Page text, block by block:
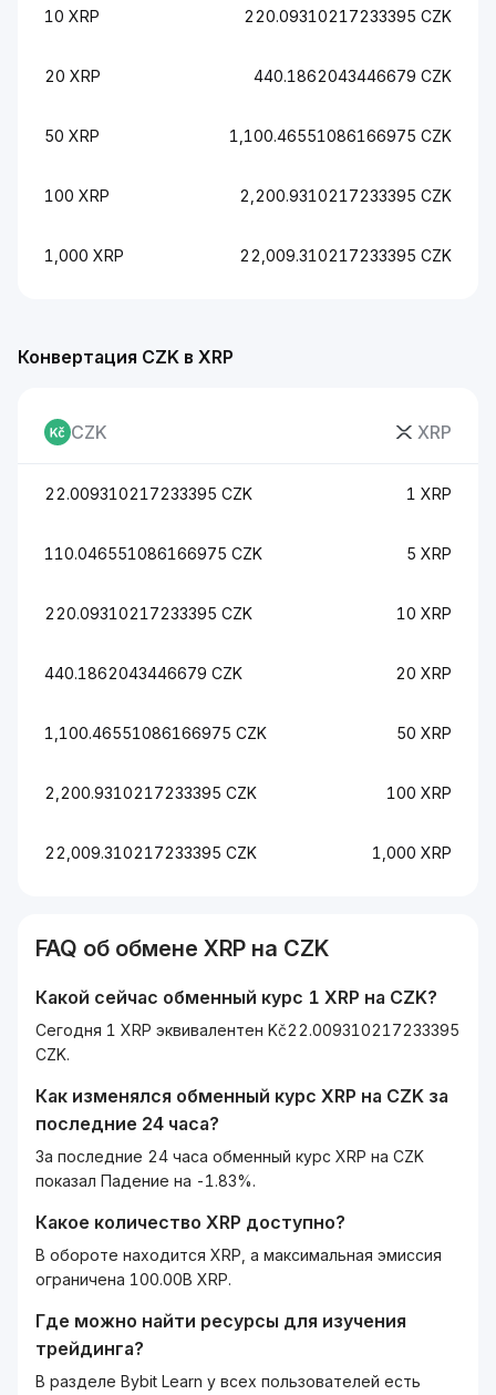
10 XRP 220.09310217233395 CZK
20 XRP 440.1862043446679 CZK
50 XRP 1,100.46551086166975 CZK
100 XRP 2,200.9310217233395 CZK
1,000 XRP 22,009.310217233395 CZK
Конвертация CZK в XRP
CZK XRP
22.009310217233395 CZK 1 XRP
110.046551086166975 CZK 5 XRP
220.09310217233395 CZK 10 XRP
440.1862043446679 CZK 20 XRP
1,100.46551086166975 CZK 50 XRP
2,200.9310217233395 CZK 100 XRP
22,009.310217233395 CZK 1,000 XRP
FAQ об обмене XRP на CZK
Какой сейчас обменный курс 1 XRP на CZK?
Сегодня 1 XRP эквивалентен Kč22.009310217233395
CZK.
Как изменялся обменный курс XRP на CZK за
последние 24 часа?
За последние 24 часа обменный курс XRP на CZK
показал Падение на -1.83%.
Какое количество XRP доступно?
В обороте находится XRP, а максимальная эмиссия
ограничена 100.00B XRP.
Где можно найти ресурсы для изучения
трейдинга?
В разделе Bybit Learn у всех пользователей есть